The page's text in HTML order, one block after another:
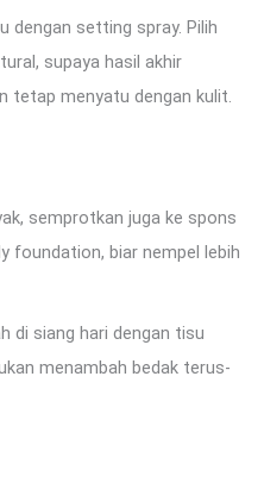
dengan setting spray. Pilih
supaya hasil akhir
tetap menyatu dengan kulit.
semprotkan juga ke spons
foundation, biar nempel lebih
di siang hari dengan tisu
menambah bedak terus-